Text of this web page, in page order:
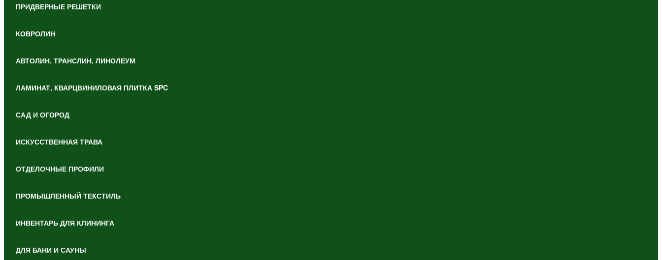
ПРИДВЕРНЫЕ РЕШЕТКИ
КОВРОЛИН
АВТОЛИН, ТРАНСЛИН, ЛИНОЛЕУМ
ЛАМИНАТ, КВАРЦВИНИЛОВАЯ ПЛИТКА SPC
САД И ОГОРОД
ИСКУССТВЕННАЯ ТРАВА
ОТДЕЛОЧНЫЕ ПРОФИЛИ
ПРОМЫШЛЕННЫЙ ТЕКСТИЛЬ
ИНВЕНТАРЬ ДЛЯ КЛИНИНГА
ДЛЯ БАНИ И САУНЫ